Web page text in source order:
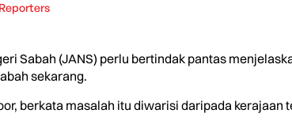
Sabah (JANS) perlu bertindak pantas
sekarang.
berkata masalah itu diwarisi daripada